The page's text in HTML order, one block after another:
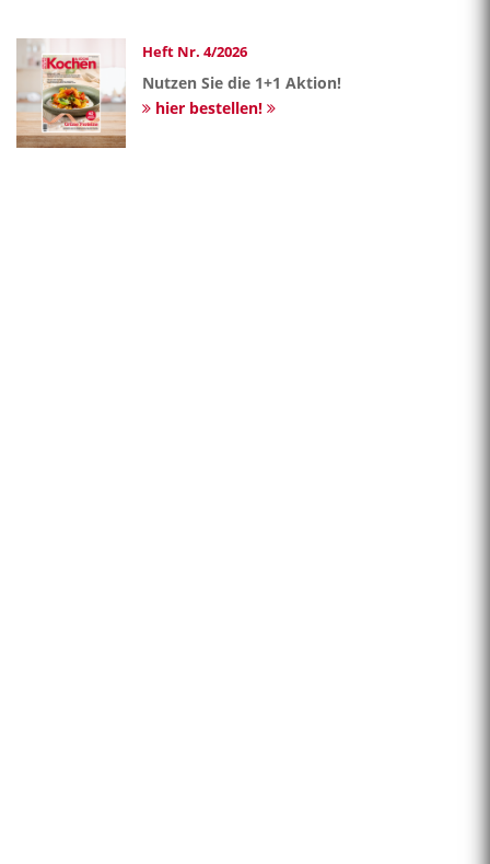
Heft Nr. 4/2026
Nutzen Sie die 1+1 Aktion!
hier bestellen!